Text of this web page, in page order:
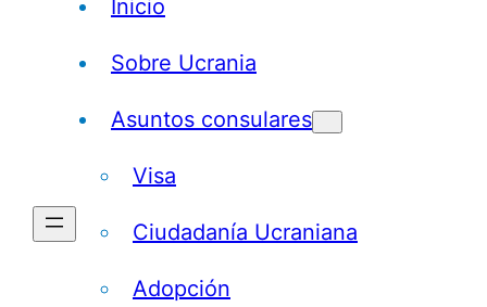
Inicio
Sobre Ucrania
Asuntos consulares
Visa
Ciudadanía Ucraniana
Adopción